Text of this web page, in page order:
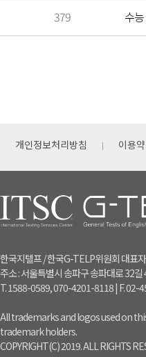
379 수
개인정보처리방침 이용
한국지텔프 / 한국G-TELP위원회 대표
주소 : 서울특별시 송파구 송파대로 32
T. 1588-0589, 070-4201-8118 | F.
All trademarks and logos used on
trademark holders.
COPYRIGHT(C) 2019. ALL RIGHTS